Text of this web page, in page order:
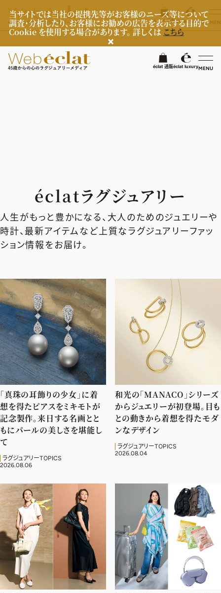
当サイトでは当社の提携先等がお客様のニーズ等について
調査・分析したり、お客様にお勧めの広告を表示する目的で
Cookie を使用する場合があります。 詳しくはこちら
éclat 通販éclat luxuryMENU検
50代なに着てる？
エイジングケア
メイク
50代ベストコスメ
ヘルスケアTOPICS
更年期
ストレッチ・エクササイズ
ライフスタイル
車・家電
ゴルフ
旅行＆グルメ
カルチャー
50代のお悩み
エクラ 華組
エクラ 華組メンバー一覧
チームJマダム
チームJマダムランキング
チームJマダム特集
あら、素敵☆ 手帖
占い
イヴルルド遙華の12星座占い
スペシャル占い
試し読み
エクラ通販
エクラプレミアムNEWS
通販ランキング
デジタルカタログ
エクラプレミアム通販
from編集部
インフォメーション
プレゼント
MAGAZINE
éclat 通販éclat luxury
éclatラグジュアリー
人生がもっと豊かになる、大人のためのジュエリーや
時計、最新アイテムなど上質なラグジュアリーファッ
ション情報をお届け。
「真珠の耳飾りの少女」に着
想を得たピアスをミキモトが
記念製作。来日する名画とと
もにパールの美しさを堪能し
て
ラグジュアリーTOPICS
2026.08.06
和光の「MANACO」シリーズ
からジュエリーが初登場。目も
との動きから着想を得たモダ
ンなデザイン
ラグジュアリーTOPICS
2026.08.04